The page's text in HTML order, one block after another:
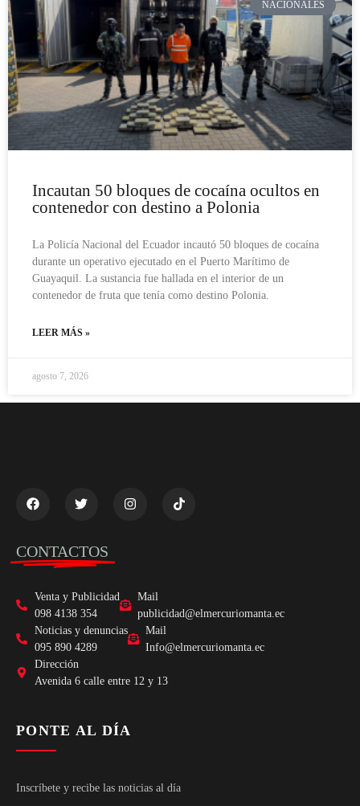
NACIONALES
Incautan 50 bloques de cocaína ocultos en
contenedor con destino a Polonia
La Policía Nacional del Ecuador incautó 50 bloques de cocaína
durante un operativo ejecutado en el Puerto Marítimo de
Guayaquil. La sustancia fue hallada en el interior de un
contenedor de fruta que tenía como destino Polonia.
LEER MÁS »
agosto 7, 2026
CONTACTOS
Venta y Publicidad
098 4138 354
Mail
publicidad@elmercuriomanta.ec
Noticias y denuncias
095 890 4289
Mail
Info@elmercuriomanta.ec
Dirección
Avenida 6 calle entre 12 y 13
PONTE AL DÍA
Inscríbete y recibe las noticias al día